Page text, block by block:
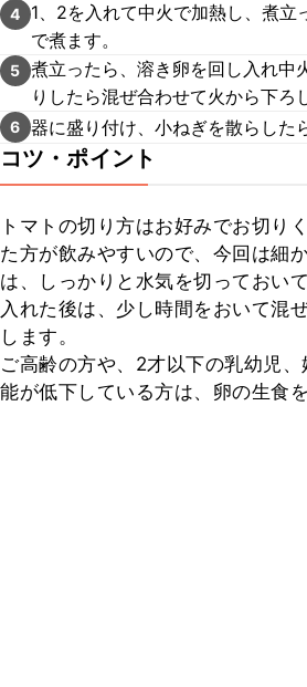
4
1、2を入れて中火で加熱し、煮立
で煮ます。
5 煮立ったら、溶き卵を回し入れ中
りしたら混ぜ合わせて火から下ろ
6 器に盛り付け、小ねぎを散らした
コツ・ポイント
トマトの切り方はお好みでお切り
た方が飲みやすいので、今回は細
は、しっかりと水気を切っておい
入れた後は、少し時間をおいて混
します。
ご高齢の方や、2才以下の乳幼児
能が低下している方は、卵の生食